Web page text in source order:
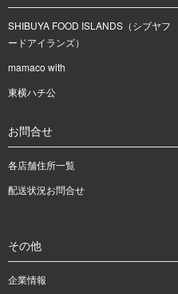
SHIBUYA FOOD ISLANDS（シブヤフ
ードアイランズ）
mamaco with
東横ハチ公
お問合せ
各店舗住所一覧
配送状況お問合せ
その他
企業情報